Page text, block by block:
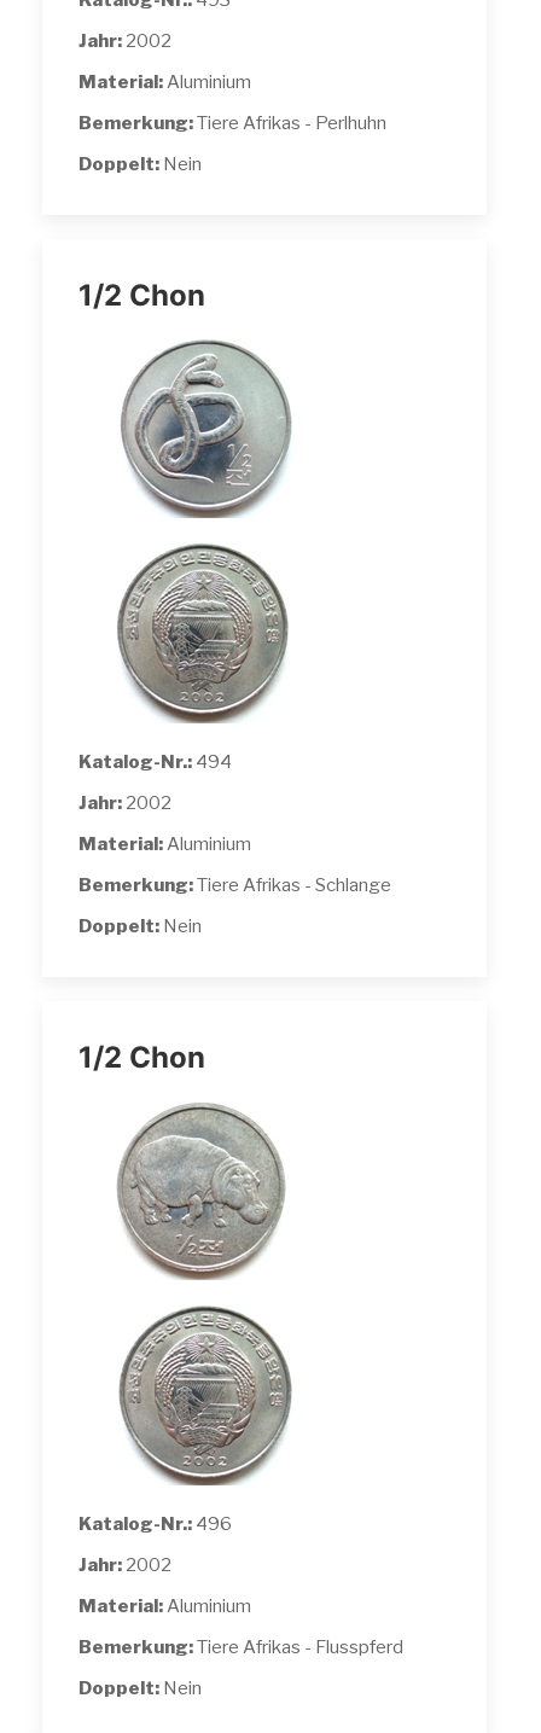
Jahr: 2002
Material:Aluminium
Bemerkung:Tiere Afrikas - Perlhuhn
Doppelt: Nein
1/2 Chon
Katalog-Nr.: 494
Jahr: 2002
Material:Aluminium
Bemerkung:Tiere Afrikas - Schlange
Doppelt: Nein
1/2 Chon
Katalog-Nr.: 496
Jahr: 2002
Material:Aluminium
Bemerkung:Tiere Afrikas - Flusspferd
Doppelt: Nein